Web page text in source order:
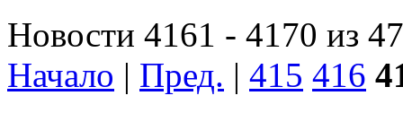
Новости 4161 - 4170 из
Начало | Пред. | 415 416